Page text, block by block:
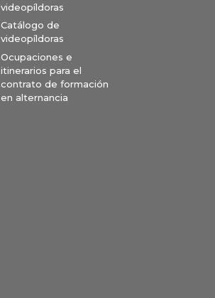
videopíldoras
Catálogo de
videopíldoras
Ocupaciones e
itinerarios para el
contrato de formación
en alternancia